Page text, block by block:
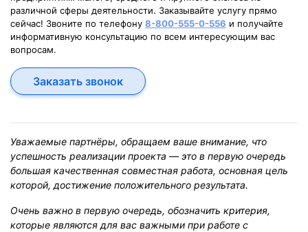
различной сферы деятельности. Заказывайте услугу прямо
сейчас! Звоните по телефону 8-800-555-0-556 и получайте
информативную консультацию по всем интересующим вас
вопросам.
Заказать звонок
Уважаемые партнёры, обращаем ваше внимание, что
успешность реализации проекта — это в первую очередь
большая качественная совместная работа, основная цель
которой, достижение положительного результата.
Очень важно в первую очередь, обозначить критерия,
которые являются для вас важными при работе с